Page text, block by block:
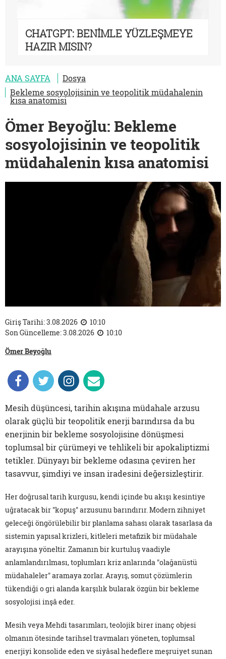
CHATGPT: BENİMLE YÜZLEŞMEYE
HAZIR MISIN?
ANA SAYFA
Dosya
Bekleme sosyolojisinin ve teopolitik müdahalenin
kısa anatomisi
Ömer Beyoğlu: Bekleme
sosyolojisinin ve teopolitik
müdahalenin kısa anatomisi
Giriş Tarihi: 3.08.2026
10:10
Son Güncelleme: 3.08.2026
10:10
Ömer Beyoğlu
Mesih düşüncesi, tarihin akışına müdahale arzusu
olarak güçlü bir teopolitik enerji barındırsa da bu
enerjinin bir bekleme sosyolojisine dönüşmesi
toplumsal bir çürümeyi ve tehlikeli bir apokaliptizmi
tetikler. Dünyayı bir bekleme odasına çeviren her
tasavvur, şimdiyi ve insan iradesini değersizleştirir.
Her doğrusal tarih kurgusu, kendi içinde bu akışı kesintiye
uğratacak bir "kopuş" arzusunu barındırır. Modern zihniyet
geleceği öngörülebilir bir planlama sahası olarak tasarlasa da
sistemin yapısal krizleri, kitleleri metafizik bir müdahale
arayışına yöneltir. Zamanın bir kurtuluş vaadiyle
anlamlandırılması, toplumları kriz anlarında "olağanüstü
müdahaleler" aramaya zorlar. Arayış, somut çözümlerin
tükendiği o gri alanda karşılık bularak özgün bir bekleme
sosyolojisi inşâ eder.
Mesih veya Mehdi tasarımları, teolojik birer inanç objesi
olmanın ötesinde tarihsel travmaları yöneten, toplumsal
enerjiyi konsolide eden ve siyâsal hedeflere meşruiyet sunan